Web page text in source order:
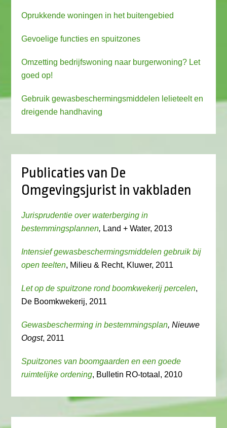
Oprukkende woningen in het buitengebied
Gevoelige functies en spuitzones
Omzetting bedrijfswoning naar burgerwoning? Let
goed op!
Gebruik gewasbeschermingsmiddelen lelieteelt en
dreigende handhaving
Publicaties van De
Omgevingsjurist in vakbladen
Jurisprudentie over waterberging in
bestemmingsplannen, Land + Water, 2013
Intensief gewasbeschermingsmiddelen gebruik bij
open teelten, Milieu & Recht, Kluwer, 2011
Let op de spuitzone rond boomkwekerij percelen,
De Boomkwekerij, 2011
Gewasbescherming in bestemmingsplan, Nieuwe
Oogst, 2011
Spuitzones van boomgaarden en een goede
ruimtelijke ordening, Bulletin RO-totaal, 2010